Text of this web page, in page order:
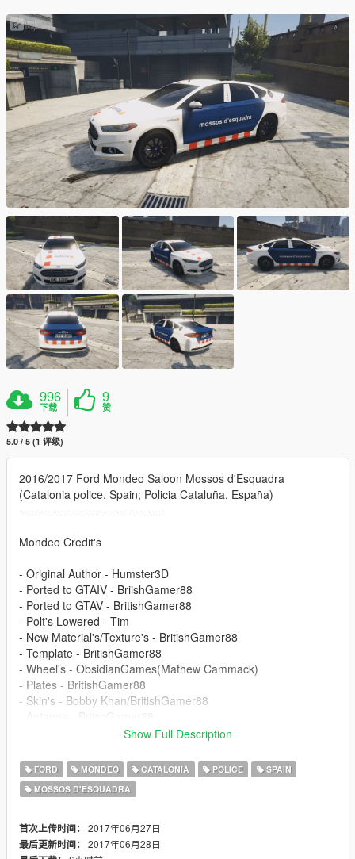
996
下载
9
赞
5.0 / 5 (1 评级)
2016/2017 Ford Mondeo Saloon Mossos d'Esquadra
(Catalonia police, Spain; Policia Cataluña, España)
-------------------------------------
Mondeo Credit's
- Original Author - Humster3D
- Ported to GTAIV - BriishGamer88
- Ported to GTAV - BritishGamer88
- Polt's Lowered - Tim
- New Material's/Texture's - BritishGamer88
- Template - BritishGamer88
- Wheel's - ObsidianGames(Mathew Cammack)
- Plates - BritishGamer88
- Skin's - Bobby Khan/BritishGamer88
- Whelen Justice - Bxbugs123
- Dashlight - Bxbugs123
- Modelled Boot Area - BritishGamer88
- Modelled Bonnet Area - BritishGamer88
- Interior - Unknow Author
- Door Interior - Rockstar Games/BritishGamer88
Show Full Description
FORD MONDEO CATALONIA POLICE
SPAIN
MOSSOS D'ESQUADRA
首次上传时间： 2017年06月27日
最后更新时间： 2017年06月28日